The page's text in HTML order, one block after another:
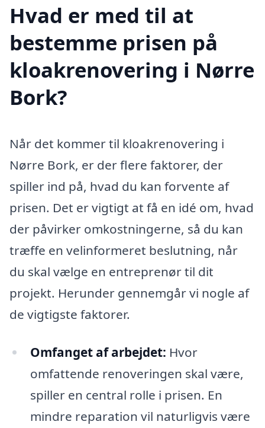
Hvad er med til at
bestemme prisen på
kloakrenovering i Nørre
Bork?
Når det kommer til kloakrenovering i
Nørre Bork, er der flere faktorer, der
spiller ind på, hvad du kan forvente af
prisen. Det er vigtigt at få en idé om, hvad
der påvirker omkostningerne, så du kan
træffe en velinformeret beslutning, når
du skal vælge en entreprenør til dit
projekt. Herunder gennemgår vi nogle af
de vigtigste faktorer.
Omfanget af arbejdet: Hvor
omfattende renoveringen skal være,
spiller en central rolle i prisen. En
mindre reparation vil naturligvis være